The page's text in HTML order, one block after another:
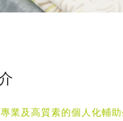
業及高質素的個人化輔助